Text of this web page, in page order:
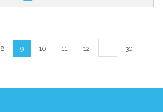
8 9 10 11 12 30